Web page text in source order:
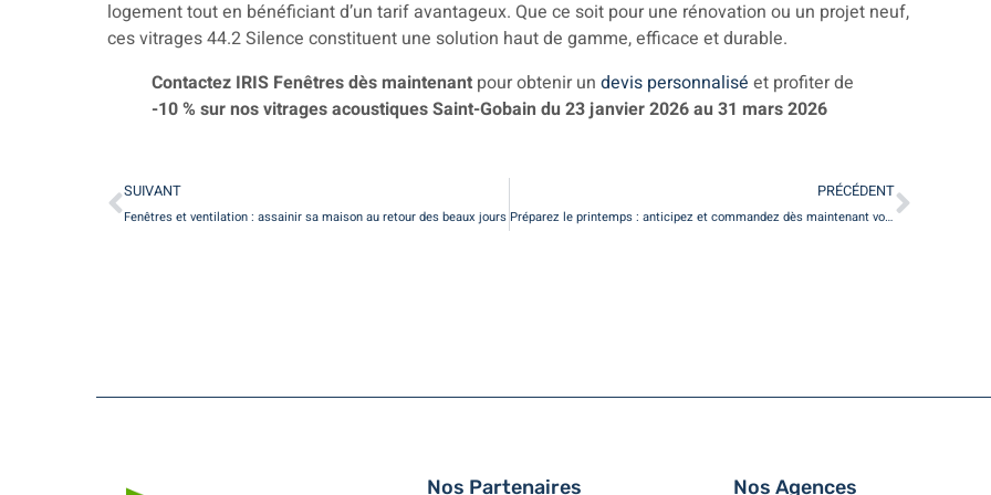
logement tout en bénéficiant d’un tarif avantageux. Que ce soit pour une rénovation ou un projet neuf,
ces vitrages 44.2 Silence constituent une solution haut de gamme, efficace et durable.
Contactez IRIS Fenêtres dès maintenant pour obtenir un devis personnalisé et profiter de
-10 % sur nos vitrages acoustiques Saint-Gobain du 23 janvier 2026 au 31 mars 2026
SUIVANT
Fenêtres et ventilation : assainir sa maison au retour des beaux jours
PRÉCÉDENT
Préparez le printemps : anticipez et commandez dès maintenant vos stores Marquises
Nos Partenaires Nos Agences